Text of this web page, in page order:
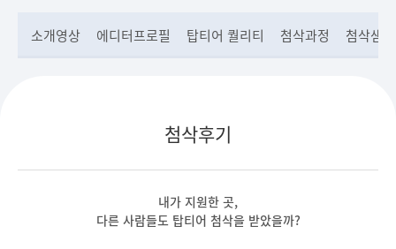
소개영상 에디터프로필 탑티어 퀄리티 첨삭과정 첨삭샘플
첨삭후기
내가 지원한 곳,
다른 사람들도 탑티어 첨삭을 받았을까?